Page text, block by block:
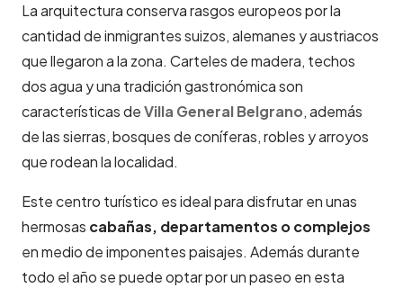
La arquitectura conserva rasgos europeos por la
cantidad de inmigrantes suizos, alemanes y austriacos
que llegaron a la zona. Carteles de madera, techos
dos agua y una tradición gastronómica son
características deVilla General Belgrano, además
de las sierras, bosques de coníferas, robles y arroyos
que rodean la localidad.
Este centro turístico es ideal para disfrutar en unas
hermosas cabañas, departamentos o complejos
en medio de imponentes paisajes. Además durante
todo el año se puede optar por un paseo en esta